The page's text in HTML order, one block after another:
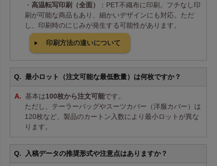
・ 高温転写印刷（全面）
：PET不織布に印刷。フチなし印
刷が可能な商品もあり、細かいデザインにも対応。ただ
し、印刷時のにじみが発生する可能性があります。
印刷方法の違いについて
最小ロット（注文可能な最低数量）は何枚ですか？
基本は100枚から注文可能です。
ただし、テーラーバッグやスーツカバー（洋服カバー）は
120枚など、製品のカートン入数により最小ロットが異な
ります。
入稿データの推奨形式や注意点はありますか？